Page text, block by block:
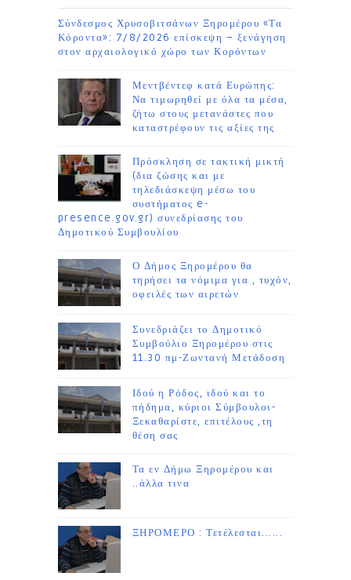
Σύνδεσμος Χρυσοβιτσάνων Ξηρομέρου «Τα
Κόροντα»: 7/8/2026 επίσκεψη – ξενάγηση
στον αρχαιολογικό χώρο των Κορόντων
Μεντβέντεφ κατά Ευρώπης:
Να τιμωρηθεί με όλα τα μέσα,
ζήτω στους μετανάστες που
καταστρέφουν τις αξίες της
Πρόσκληση σε τακτική μικτή
(δια ζώσης και με
τηλεδιάσκεψη μέσω του
συστήματος e-
presence.gov.gr) συνεδρίασης του
Δημοτικού Συμβουλίου
Ο Δήμος Ξηρομέρου θα
τηρήσει τα νόμιμα για , τυχόν,
οφειλές των αιρετών
Συνεδριάζει το Δημοτικό
Συμβούλιο Ξηρομέρου στις
11.30 πμ-Ζωντανή Μετάδοση
Ιδού η Ρόδος, ιδού και το
πήδημα, κύριοι Σύμβουλοι-
Ξεκαθαρίστε, επιτέλους ,τη
θέση σας
Τα εν Δήμω Ξηρομέρου και
..άλλα τινα
ΞΗΡΟΜΕΡΟ : Τετέλεσται......